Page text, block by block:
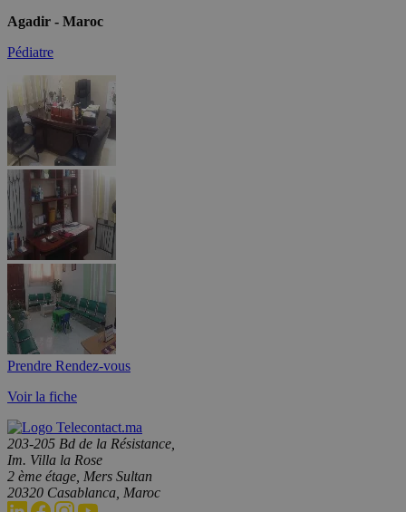
Agadir - Maroc
Pédiatre
Prendre Rendez-vous
Voir la fiche
203-205 Bd de la Résistance,
Im. Villa la Rose
2 ème étage, Mers Sultan
20320 Casablanca, Maroc